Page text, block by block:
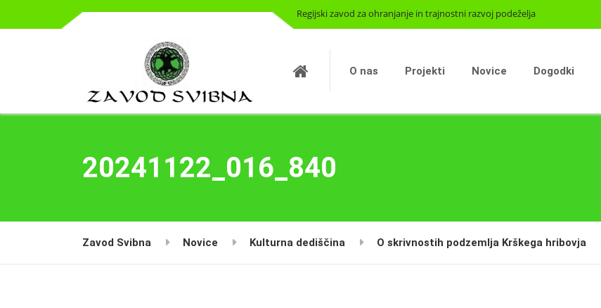
Regijski zavod za ohranjanje in trajnostni razvoj podeželja
O nas Projekti Novice Dogodki
20241122_016_840
Zavod Svibna Novice Kulturna dediščina O skrivnostih podzemlja Krškega hribovja